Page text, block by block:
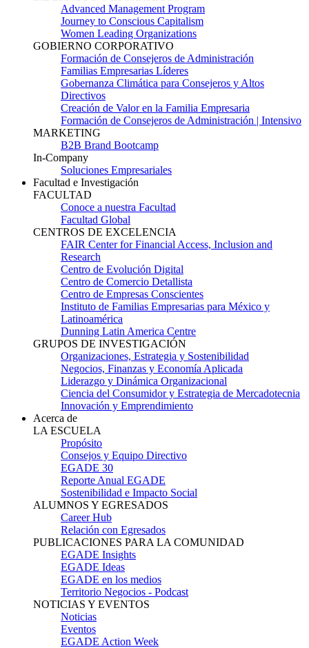
Advanced Management Program
Journey to Conscious Capitalism
Women Leading Organizations
GOBIERNO CORPORATIVO
Formación de Consejeros de Administración
Familias Empresarias Líderes
Gobernanza Climática para Consejeros y Altos
Directivos
Creación de Valor en la Familia Empresaria
Formación de Consejeros de Administración | Intensivo
MARKETING
B2B Brand Bootcamp
In-Company
Soluciones Empresariales
Facultad e Investigación
FACULTAD
Conoce a nuestra Facultad
Facultad Global
CENTROS DE EXCELENCIA
FAIR Center for Financial Access, Inclusion and
Research
Centro de Evolución Digital
Centro de Comercio Detallista
Centro de Empresas Conscientes
Instituto de Familias Empresarias para México y
Latinoamérica
Dunning Latin America Centre
GRUPOS DE INVESTIGACIÓN
Organizaciones, Estrategia y Sostenibilidad
Negocios, Finanzas y Economía Aplicada
Liderazgo y Dinámica Organizacional
Ciencia del Consumidor y Estrategia de Mercadotecnia
Innovación y Emprendimiento
Acerca de
LA ESCUELA
Propósito
Consejos y Equipo Directivo
EGADE 30
Reporte Anual EGADE
Sostenibilidad e Impacto Social
ALUMNOS Y EGRESADOS
Career Hub
Relación con Egresados
PUBLICACIONES PARA LA COMUNIDAD
EGADE Insights
EGADE Ideas
EGADE en los medios
Territorio Negocios - Podcast
NOTICIAS Y EVENTOS
Noticias
Eventos
EGADE Action Week